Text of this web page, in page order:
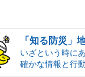
「知る防災」
いざという時に
確かな情報と行